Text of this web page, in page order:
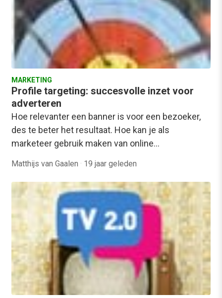
MARKETING
Profile targeting: succesvolle inzet voor
adverteren
Hoe relevanter een banner is voor een bezoeker,
des te beter het resultaat. Hoe kan je als
marketeer gebruik maken van online…
Matthijs van Gaalen · 19 jaar geleden